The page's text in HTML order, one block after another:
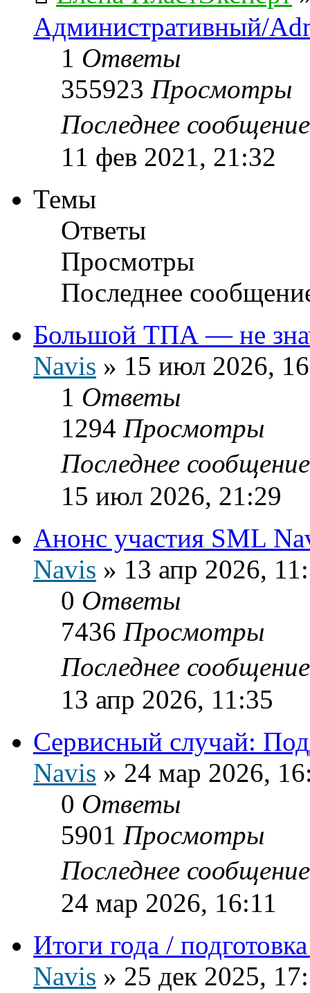
Административный/
1 Ответы
355923 Просмотры
Последнее
11 фев 2021, 21:32
Темы
Ответы
Просмотры
Последнее
Большой ТПА — не
Navis » 15 июл 2026,
1 Ответы
1294 Просмотры
Последнее
15 июл 2026, 21:29
Анонс участия SML
Navis » 13 апр 2026,
0 Ответы
7436 Просмотры
Последнее
13 апр 2026, 11:35
Сервисный случай:
Navis » 24 мар 2026,
0 Ответы
5901 Просмотры
Последнее
24 мар 2026, 16:11
Итоги года /
Navis » 25 дек 2025,